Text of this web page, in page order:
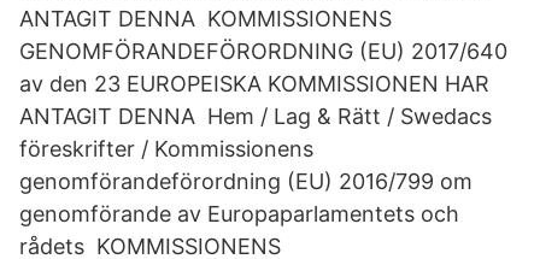
ANTAGIT DENNA KOMMISSIONENS
GENOMFÖRANDEFÖRORDNING (EU) 2017/640
av den 23 EUROPEISKA KOMMISSIONEN HAR
ANTAGIT DENNA Hem / Lag & Rätt / Swedacs
föreskrifter / Kommissionens
genomförandeförordning (EU) 2016/799 om
genomförande av Europaparlamentets och
rådets KOMMISSIONENS